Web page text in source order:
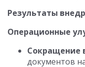
Результаты
Операционные
Сокращение
документов